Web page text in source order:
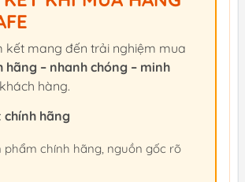
kết mang đến trải nghiệm mua
hãng – nhanh chóng – minh
hàng.
chính hãng
phẩm chính hãng, nguồn gốc rõ